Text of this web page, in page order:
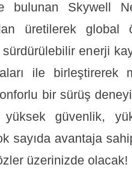
bulunan Skywell
üretilerek global
enerji
ile birleştirerek
bir sürüş
yüksek güvenlik,
sayıda avantaja
üzerinizde olacak!